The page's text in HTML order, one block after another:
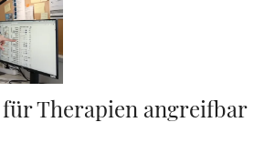
Therapien angreifbar